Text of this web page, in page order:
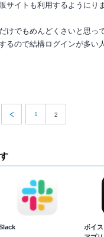
サイトも利用するようにり
でもめんどくさいと思っ
ので結構ログインが多い
1 2
ボイ